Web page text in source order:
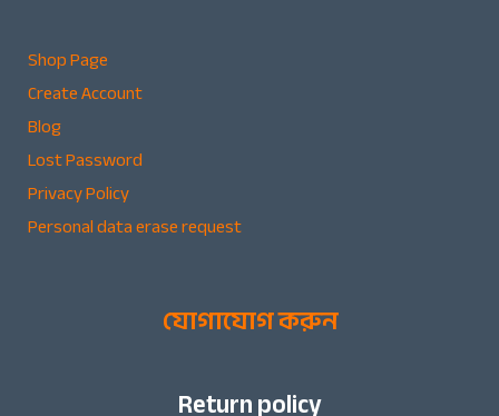
Shop Page
Create Account
Blog
Lost Password
Privacy Policy
Personal data erase request
যোগাযোগ করুন
Return policy